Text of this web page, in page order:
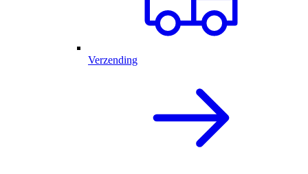
Verzending